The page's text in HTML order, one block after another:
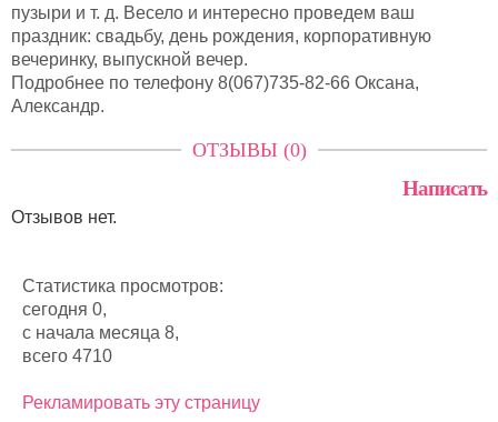
пузыри и т. д. Весело и интересно проведем ваш
праздник: свадьбу, день рождения, корпоративную
вечеринку, выпускной вечер.
Подробнее по телефону 8(067)735-82-66 Оксана,
Александр.
ОТЗЫВЫ (0)
Написать
Отзывов нет.
Статистика просмотров:
сегодня 0,
с начала месяца 8,
всего 4710
Рекламировать эту страницу